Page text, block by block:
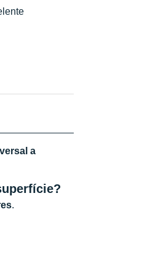
a
.